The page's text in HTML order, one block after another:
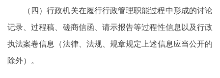
（四）行政机关在履行行政管理职能过程中形成的讨论
记录、过程稿、磋商信函、请示报告等过程性信息以及行政
执法案卷信息（法律、法规、规章规定上述信息应当公开的
除外）。